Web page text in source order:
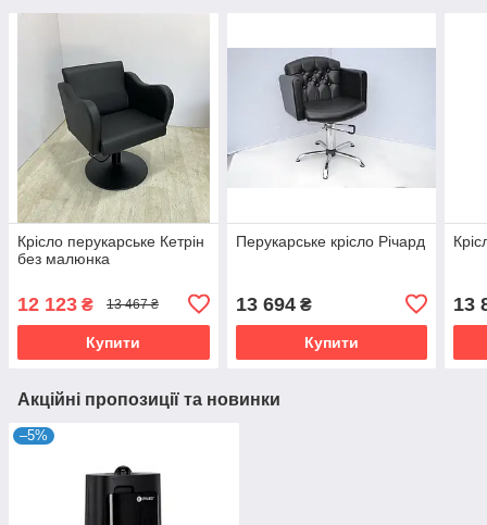
Крісло перукарське Кетрін
без малюнка
12 123 ₴ 13 467 ₴
Купити
Перукарське крісло Річард
13 694₴
Купити
13
Акційні пропозиції та новинки
–5%